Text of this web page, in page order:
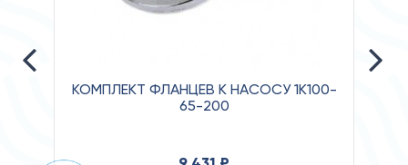
КОМПЛЕКТ ФЛАНЦЕВ К НАСОСУ 1К100-
65-200